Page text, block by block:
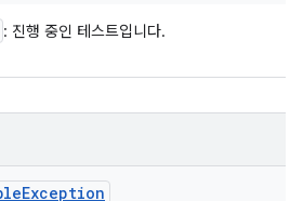
: 진행 중인 테스트입니다.
Exception